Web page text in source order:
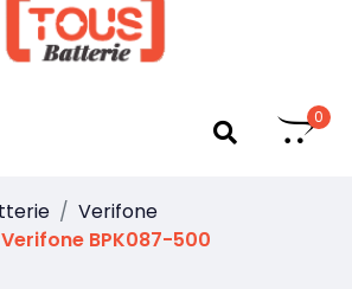
0
Verifone
BPK087-500